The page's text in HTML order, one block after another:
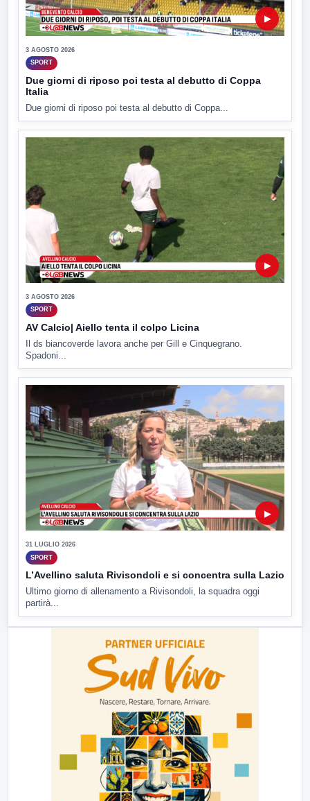
▶
3 AGOSTO 2026
SPORT
Due giorni di riposo poi testa al debutto di Coppa
Italia
Due giorni di riposo poi testa al debutto di Coppa...
▶
3 AGOSTO 2026
SPORT
AV Calcio| Aiello tenta il colpo Licina
Il ds biancoverde lavora anche per Gill e Cinquegrano.
Spadoni...
▶
31 LUGLIO 2026
SPORT
L’Avellino saluta Rivisondoli e si concentra sulla Lazio
Ultimo giorno di allenamento a Rivisondoli, la squadra oggi
partirà...